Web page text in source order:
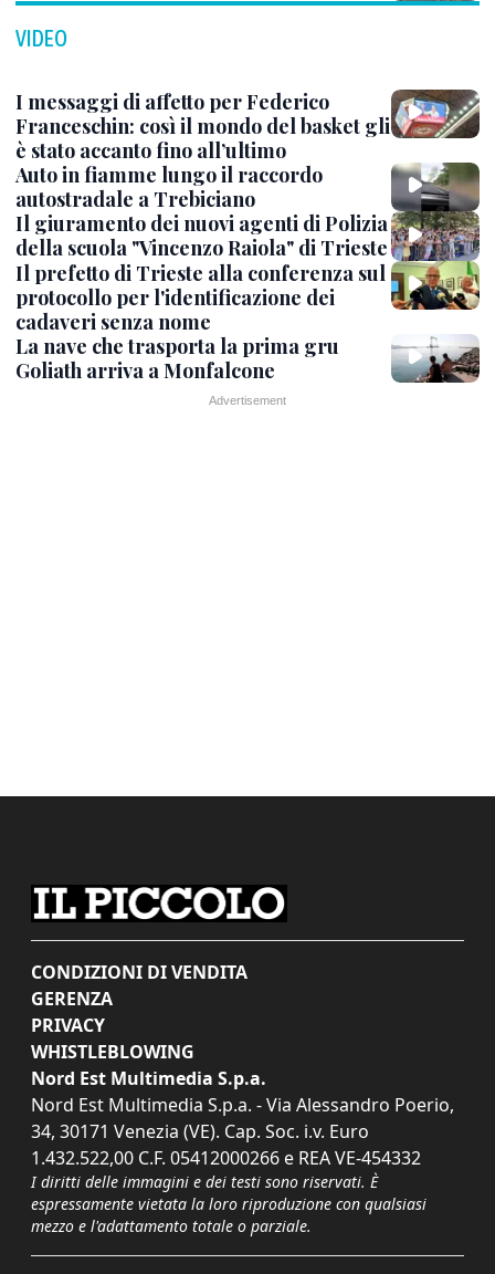
VIDEO
I messaggi di affetto per Federico
Franceschin: così il mondo del basket gli
è stato accanto fino all’ultimo
Auto in fiamme lungo il raccordo
autostradale a Trebiciano
Il giuramento dei nuovi agenti di Polizia
della scuola "Vincenzo Raiola" di Trieste
Il prefetto di Trieste alla conferenza sul
protocollo per l'identificazione dei
cadaveri senza nome
La nave che trasporta la prima gru
Goliath arriva a Monfalcone
CONDIZIONI DI VENDITA
GERENZA
PRIVACY
WHISTLEBLOWING
Nord Est Multimedia S.p.a.
Nord Est Multimedia S.p.a. - Via Alessandro Poerio,
34, 30171 Venezia (VE). Cap. Soc. i.v. Euro
1.432.522,00 C.F. 05412000266 e REA VE-454332
I diritti delle immagini e dei testi sono riservati. È
espressamente vietata la loro riproduzione con qualsiasi
mezzo e l'adattamento totale o parziale.